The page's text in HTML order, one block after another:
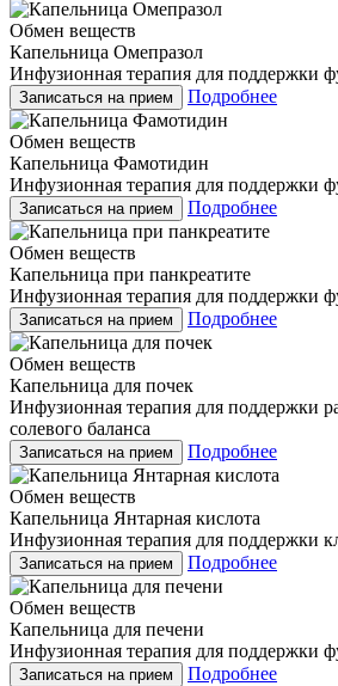
Обмен веществ
Капельница Омепразол
Инфузионная терапия для поддержки
Записаться на прием Подробнее
Обмен веществ
Капельница Фамотидин
Инфузионная терапия для поддержки
Записаться на прием Подробнее
Обмен веществ
Капельница при панкреатите
Инфузионная терапия для поддержки
Записаться на прием Подробнее
Обмен веществ
Капельница для почек
Инфузионная терапия для поддержки
солевого баланса
Записаться на прием Подробнее
Обмен веществ
Капельница Янтарная кислота
Инфузионная терапия для поддержки
Записаться на прием Подробнее
Обмен веществ
Капельница для печени
Инфузионная терапия для поддержки
Записаться на прием
Подробнее